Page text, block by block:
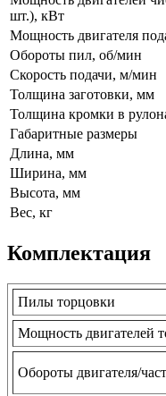
шт.), кВт
Мощность двигателя
Обороты пил, об/мин
Скорость подачи, м/мин
Толщина заготовки, мм
Толщина кромки в
Габаритные размеры
Длина, мм
Ширина, мм
Высота, мм
Вес, кг
Комплектация
Пилы торцовки
Мощность двигателей
Обороты двигателя/